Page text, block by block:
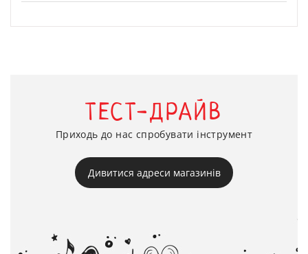
ТЕСТ-ДРАЙВ
Приходь до нас спробувати інструмент
Дивитися адреси магазинів